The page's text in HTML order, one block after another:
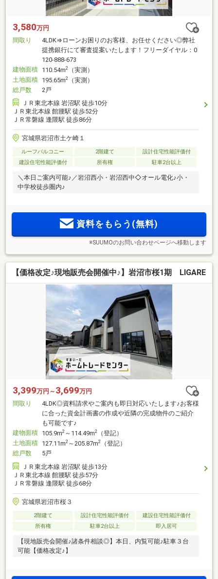
3,580万円
間取り
4LDK⇒ローンお困りのお客様、お任せください◎弊社
提携銀行にて審査提案いたします！フリーダイヤル：0
120-888-673
建物面積 110.54m2
（実測）
土地面積 195.65m2
（実測）
総戸数
2戸
ＪＲ東北本線 岩沼駅 徒歩10分
ＪＲ東北本線 館腰駅 徒歩52分
ＪＲ常磐線 逢隈駅 徒歩86分
宮城県岩沼市土ケ崎１
ルーフバルコニー 2階建て
設計住宅性能評価付
建設住宅性能評価付
所有権 駐車2台以上
＼本日ご案内可能♪／岩沼西小・岩沼西中◇オール電化♪小・
中学校徒歩圏内♪
資料をもらう(無料)
※SUUMOのお問い合わせページへ移動します
【価格改定♪現地販売会開催中♪】岩沼市桜1期 LIGARE
3,399万円～ 3,699万円
間取り
4LDK◎資料請求やご案内も即日対応いたします♪お客様
に合った資金計画書の作成や近隣の完成物件のご紹介
も可能です♪
建物面積 105.9m2 ～114.49m2
（登記）
土地面積 127.11m2 ～205.87m2
（登記）
総戸数
5戸
ＪＲ東北本線 岩沼駅 徒歩13分
ＪＲ東北本線 館腰駅 徒歩57分
ＪＲ常磐線 逢隈駅 徒歩68分
宮城県岩沼市桜３
2階建て 設計住宅性能評価付
建設住宅性能評価付
所有権
駐車2台以上 即入居可
【現地販売会開催♪諸条件相談◎】本日、内覧可能♪駐車３台
可能【価格改定♪】